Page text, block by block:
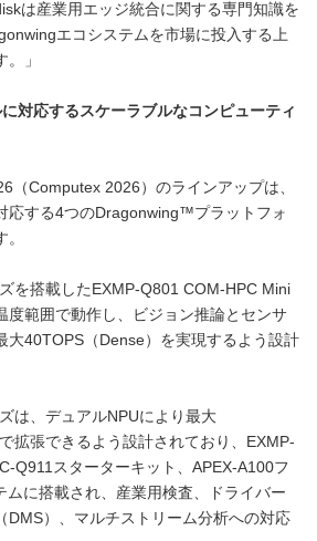
は産業用エッジ統合に関する専門知識を
エコシステムを市場に投入する上
」
対応するスケーラブルなコンピューティ
（Computex 2026）のラインアップは、
応する4つのDragonwing™プラットフォ
を搭載したEXMP-Q801 COM-HPC Mini
度範囲で動作し、ビジョン推論とセンサ
大40TOPS（Dense）を実現するよう設計
は、デュアルNPUにより最大
拡張できるよう設計されており、EXMP-
Q911スターターキット、APEX-A100フ
ムに搭載され、産業用検査、ドライバー
DMS）、マルチストリーム分析への対応